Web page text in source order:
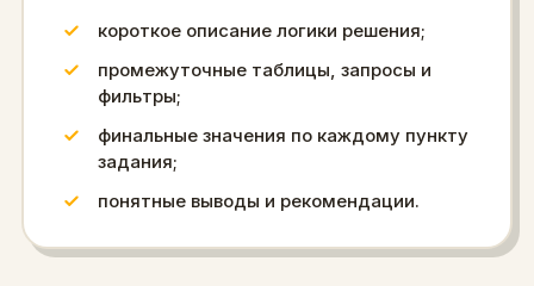
короткое описание логики решения;
промежуточные таблицы, запросы и
фильтры;
финальные значения по каждому пункту
задания;
понятные выводы и рекомендации.